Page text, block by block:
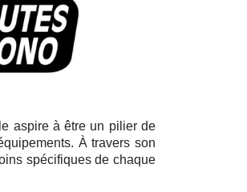
aspire à être un pilier de
À travers son
spécifiques de chaque